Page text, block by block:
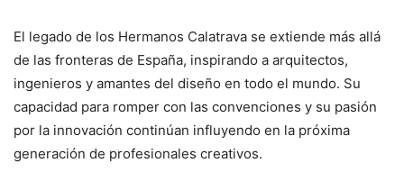
El legado de los Hermanos Calatrava se extiende más allá
de las fronteras de España, inspirando a arquitectos,
ingenieros y amantes del diseño en todo el mundo. Su
capacidad para romper con las convenciones y su pasión
por la innovación continúan influyendo en la próxima
generación de profesionales creativos.